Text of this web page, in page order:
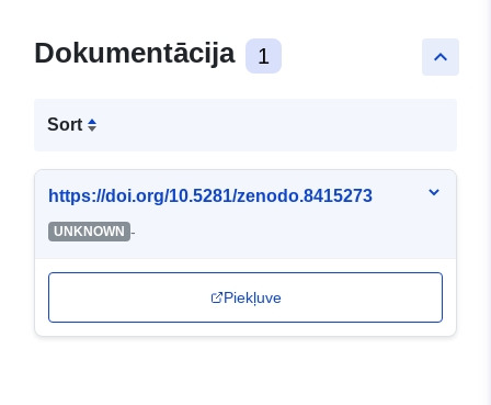
keyboard_arrow_up
Dokumentācija 1
Sort
https://doi.org/10.5281/zenodo.8415273
UNKNOWN -
Piekļuve